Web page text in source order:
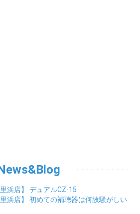
浜店】 デュアルCZ-15
浜店】 初めての補聴器は何故騒がしい